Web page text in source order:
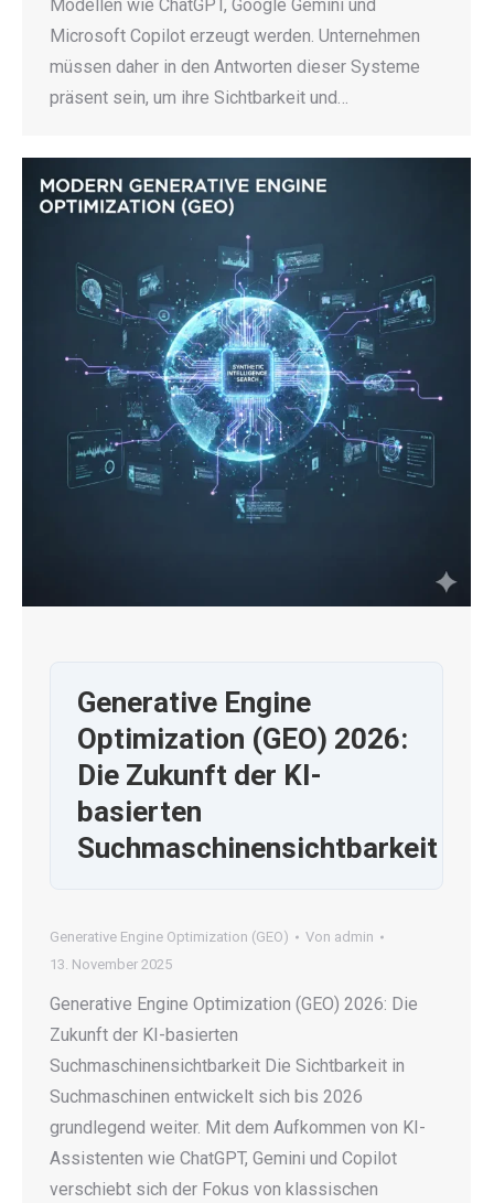
Modellen wie ChatGPT, Google Gemini und
Microsoft Copilot erzeugt werden. Unternehmen
müssen daher in den Antworten dieser Systeme
präsent sein, um ihre Sichtbarkeit und…
Generative Engine
Optimization (GEO) 2026:
Die Zukunft der KI-
basierten
Suchmaschinensichtbarkeit
Generative Engine Optimization (GEO) Von admin
13. November 2025
Generative Engine Optimization (GEO) 2026: Die
Zukunft der KI-basierten
Suchmaschinensichtbarkeit Die Sichtbarkeit in
Suchmaschinen entwickelt sich bis 2026
grundlegend weiter. Mit dem Aufkommen von KI-
Assistenten wie ChatGPT, Gemini und Copilot
verschiebt sich der Fokus von klassischen